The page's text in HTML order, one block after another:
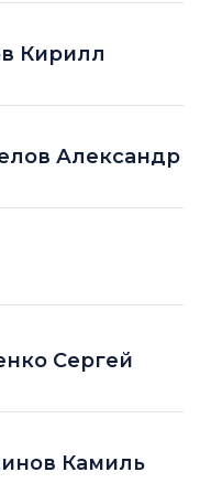
Кирилл
Александр
Сергей
Камиль